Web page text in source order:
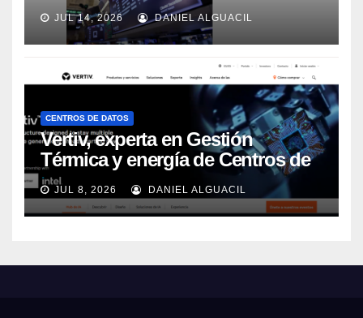
JUL 14, 2026 DANIEL ALGUACIL
CENTROS DE DATOS
Vertiv, experta en Gestión
Térmica y energía de Centros de
Datos, sigue su crecimiento
imparable
JUL 8, 2026 DANIEL ALGUACIL